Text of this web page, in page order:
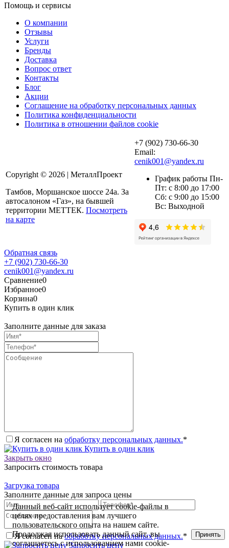
Помощь и сервисы
О компании
Отзывы
Услуги
Бренды
Доставка
Вопрос ответ
Контакты
Блог
Акции
Соглашение на обработку персональных данных
Политика конфиденциальности
Политика в отношении файлов cookie
Copyright © 2026 | МеталлПроект
Тамбов, Моршанское шоссе 24а. За
автосалоном «Газ», на бывшей
территории МЕТТЕК. Посмотреть
на карте
+7 (902) 730-66-30
Email:
cenik001@yandex.ru
График работы Пн-
Пт: с 8:00 до 17:00
Сб: с 9:00 до 15:00
Вс: Выходной
Обратная связь
+7 (902) 730-66-30
cenik001@yandex.ru
Сравнение0
Избранное0
Корзина0
Купить в один клик
Заполните данные для заказа
Я согласен на обработку персональных данных.*
Купить в один клик
Закрыть окно
Запросить стоимость товара
Загрузка товара
Заполните данные для запроса цены
Я согласен наобработку персональных данных.*
Запросить цену
Данный веб-сайт использует cookie-файлы в
целях предоставления вам лучшего
пользовательского опыта на нашем сайте.
Продолжая использовать данный сайт, вы
соглашаетесь с использованием нами cookie-
Принять